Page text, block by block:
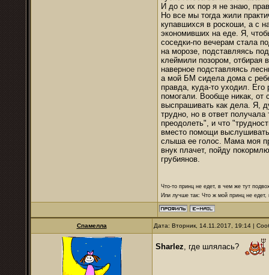
И до с их пор я не знаю,
Но все мы тогда жили
купавшихся в роскоши, а с
экономивших на еде. Я,
соседки-по вечерам стала
на морозе, подставляясь
клеймили позором, отбирая
наверное подставляясь
а мой БМ сидела дома с
правда, куда-то уходил.
помогали. Вообще никак, от
выспрашивать как дела. Я,
трудно, но в ответ получала
преодолеть", и что
вместо помощи
слыша ее голос. Мама моя
внук плачет, пойду
грубиянов.
Что-то принц не едет, в чем же тут
Или лучше так: Что ж мой принц не едет,
Спамелла Дата: Вторник, 14.11.2017, 19:14 |
Sharlez , где шлялась?